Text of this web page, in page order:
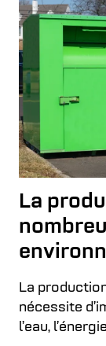
La
La
nécessite
l’eau,